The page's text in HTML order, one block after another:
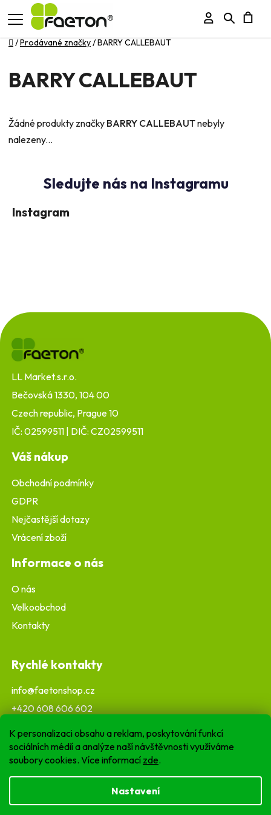
K personalizaci obsahu a reklam, poskytování funkcí
sociálních médií a analýze naší návštěvnosti využíváme
soubory cookies. Více informací zde.
Nastavení
Přihlášení
Hledat
Domů
/Prodávané značky/BARRY CALLEBAUT
BARRY CALLEBAUT
Žádné produkty značky BARRY CALLEBAUTnebyly
nalezeny...
Instagram
á
p
LL Market.s.r.o.
Bečovská 1330, 104 00
Czech republic, Prague 10
IČ: 02599511 | DIČ: CZ02599511
Váš nákup
Obchodní podmínky
GDPR
Nejčastější dotazy
Vrácení zboží
Informace o nás
O nás
Velkoobchod
Kontakty
Rychlé kontakty
info@faetonshop.cz
+420 608 606 602